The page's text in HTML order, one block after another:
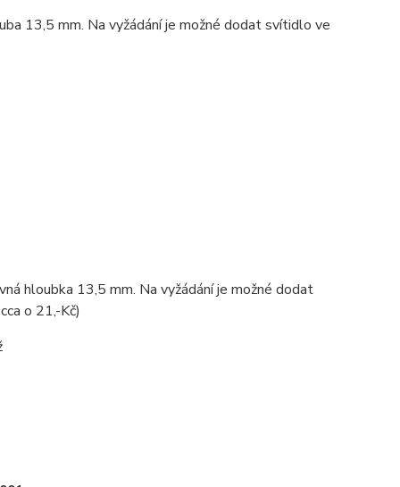
13,5 mm. Na vyžádání je možné dodat svítidlo ve
hloubka 13,5 mm. Na vyžádání je možné dodat
o 21,-Kč)